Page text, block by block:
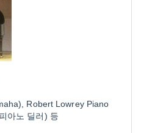
Robert Lowrey Piano
아노 딜러) 등